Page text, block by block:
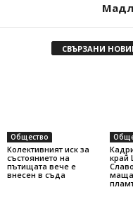
СВЪРЗАНИ
Общество
Колективният иск за
състоянието на
пътищата вече е
внесен в съда
край